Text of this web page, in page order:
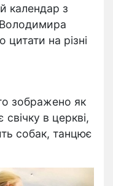
календар з
цитати на різні
зображено як
в церкві,
собак, танцює